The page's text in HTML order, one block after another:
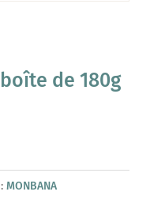
de 180g
MONBANA